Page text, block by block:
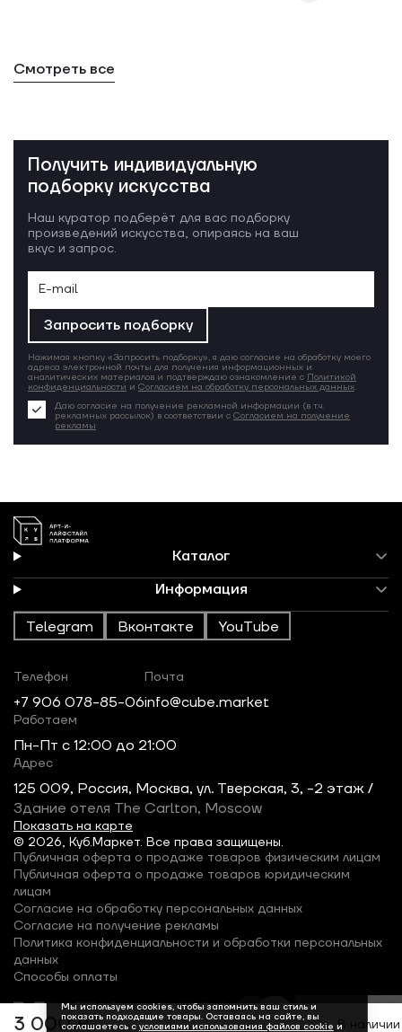
3 000 ₽ В наличии
Смотреть все
Получить индивидуальную
подборку искусства
Наш куратор подберёт для вас подборку
произведений искусства, опираясь на ваш
вкус и запрос.
Запросить подборку
Нажимая кнопку «Запросить подборку», я даю согласие на обработку моего
адреса электронной почты для получения информационных и
аналитических материалов и подтверждаю ознакомление с Политикой
конфиденциальности и Согласием на обработку персональных данных.
Даю согласие на получение рекламной информации (в т.ч.
рекламных рассылок) в соответствии с Согласием на получение
рекламы
Каталог
Информация
Telegram Вконтакте YouTube
© 2026, Куб.Маркет. Все права защищены.
Телефон
+7 906 078-85-06
Почта
info@cube.market
Работаем
Пн-Пт c 12:00 до 21:00
Адрес
125 009, Россия, Москва, ул. Тверская, 3, -2 этаж /
Здание отеля The Carlton, Moscow
Показать на карте
Публичная оферта о продаже товаров физическим лицам
Публичная оферта о продаже товаров юридическим
лицам
Согласие на обработку персональных данных
Согласие на получение рекламы
Политика конфиденциальности и обработки персональных
данных
Способы оплаты
Мы используем cookies, чтобы запомнить ваш стиль и
показать подходящие товары. Оставаясь на сайте, вы
соглашаетесь с условиями использования файлов cookie и